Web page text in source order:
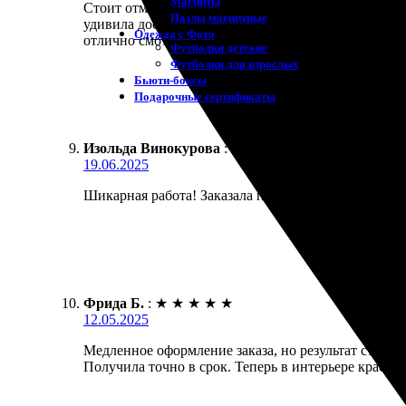
Пазлы магнитные
Одежда с Фото
Футболки детские
Футболки для взрослых
Бьюти-боксы
Подарочные сертификаты
Стоит отметить, что работа выполнена быстро и
удивила доступность информации и удобный
отлично смотрится, цвета яркие и насыщенные.
Изольда Винокурова :
19.06.2025
Шикарная работа! Заказала печать на холсте
Фрида Б. : ★ ★ ★ ★ ★
12.05.2025
Медленное оформление заказа, но результат
Получила точно в срок. Теперь в интерьере